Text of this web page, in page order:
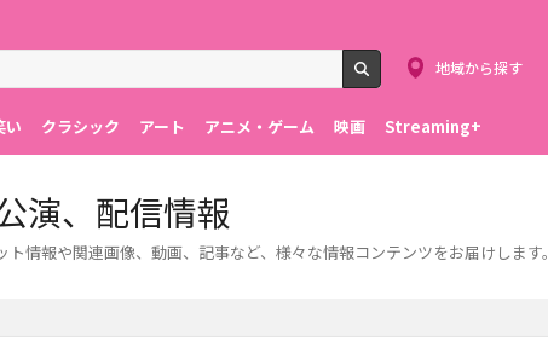
検索
地域から探す
い クラシック アート アニメ・ゲーム 映画 Streaming+
演、配信情報
情報や関連画像、動画、記事など、様々な情報コンテンツをお届けします。